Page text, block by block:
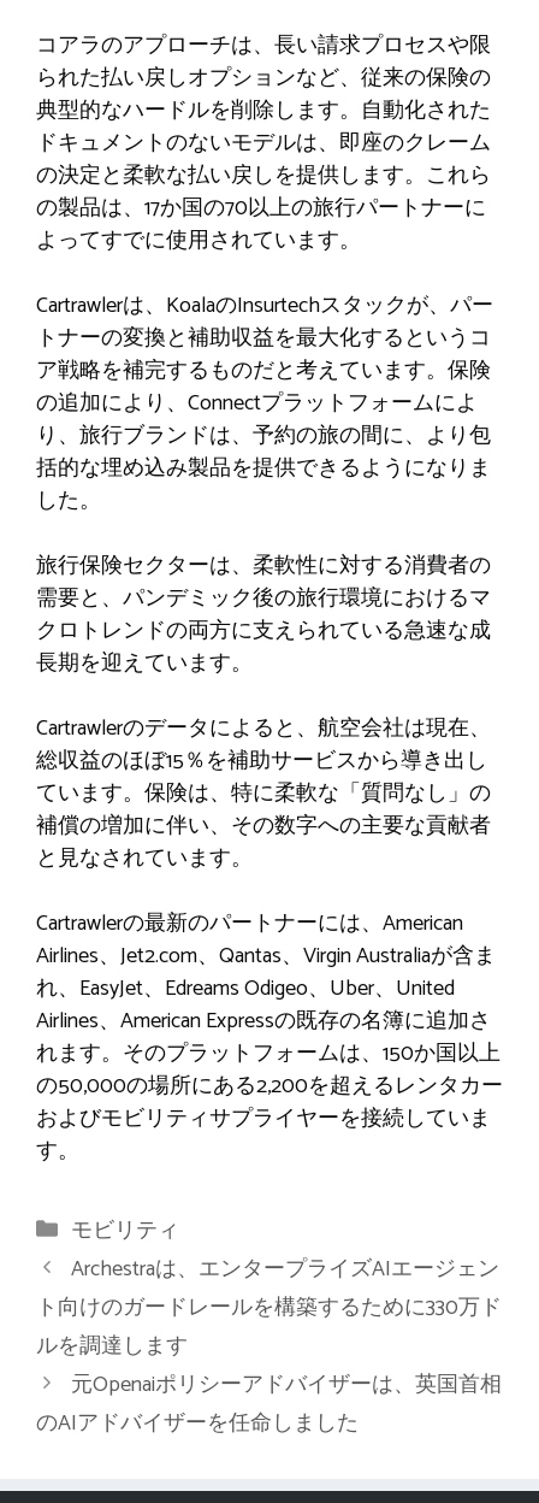
コアラのアプローチは、長い請求プロセスや限
られた払い戻しオプションなど、従来の保険の
典型的なハードルを削除します。自動化された
ドキュメントのないモデルは、即座のクレーム
の決定と柔軟な払い戻しを提供します。これら
の製品は、17か国の70以上の旅行パートナーに
よってすでに使用されています。
Cartrawlerは、KoalaのInsurtechスタックが、パー
トナーの変換と補助収益を最大化するというコ
ア戦略を補完するものだと考えています。保険
の追加により、Connectプラットフォームによ
り、旅行ブランドは、予約の旅の間に、より包
括的な埋め込み製品を提供できるようになりま
した。
旅行保険セクターは、柔軟性に対する消費者の
需要と、パンデミック後の旅行環境におけるマ
クロトレンドの両方に支えられている急速な成
長期を迎えています。
Cartrawlerのデータによると、航空会社は現在、
総収益のほぼ15％を補助サービスから導き出し
ています。保険は、特に柔軟な「質問なし」の
補償の増加に伴い、その数字への主要な貢献者
と見なされています。
Cartrawlerの最新のパートナーには、American
Airlines、Jet2.com、Qantas、Virgin Australiaが含ま
れ、EasyJet、Edreams Odigeo、Uber、United
Airlines、American Expressの既存の名簿に追加さ
れます。そのプラットフォームは、150か国以上
の50,000の場所にある2,200を超えるレンタカー
およびモビリティサプライヤーを接続していま
す。
カ
テ
ゴ
リ
ー
モビリティ
Archestraは、エンタープライズAIエージェン
ト向けのガードレールを構築するために330万ド
ルを調達します
元Openaiポリシーアドバイザーは、英国首相
のAIアドバイザーを任命しました